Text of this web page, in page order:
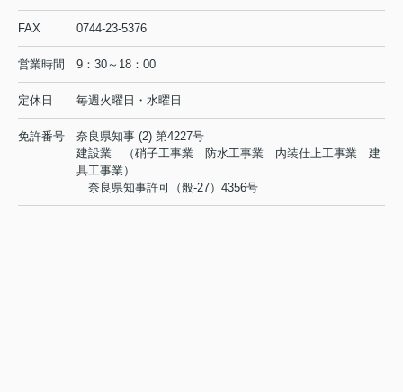
FAX 0744-23-5376
営業時間 9：30～18：00
定休日 毎週火曜日・水曜日
免許番号
奈良県知事 (2) 第4227号
建設業 （硝子工事業 防水工事業 内装仕上工事業 建
具工事業）
奈良県知事許可（般-27）4356号